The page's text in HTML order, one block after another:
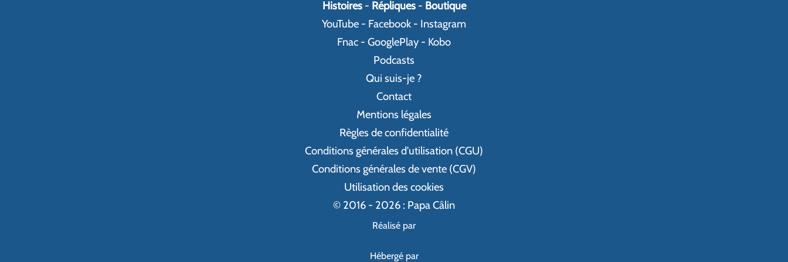
Histoires- Répliques- Boutique
YouTube - Facebook - Instagram
Fnac - GooglePlay - Kobo
Podcasts
Qui suis-je ?
Contact
Mentions légales
Règles de confidentialité
Conditions générales d'utilisation (CGU)
Conditions générales de vente (CGV)
Utilisation des cookies
© 2016 - 2026 : Papa Câlin
Réalisé par
Hébergé par